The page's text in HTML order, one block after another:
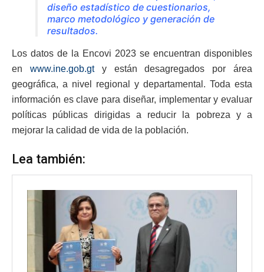
diseño estadístico de cuestionarios,
marco metodológico y generación de
resultados.
Los datos de la Encovi 2023 se encuentran disponibles
en www.ine.gob.gty están desagregados por área
geográfica, a nivel regional y departamental. Toda esta
información es clave para diseñar, implementar y evaluar
políticas públicas dirigidas a reducir la pobreza y a
mejorar la calidad de vida de la población.
Lea también: